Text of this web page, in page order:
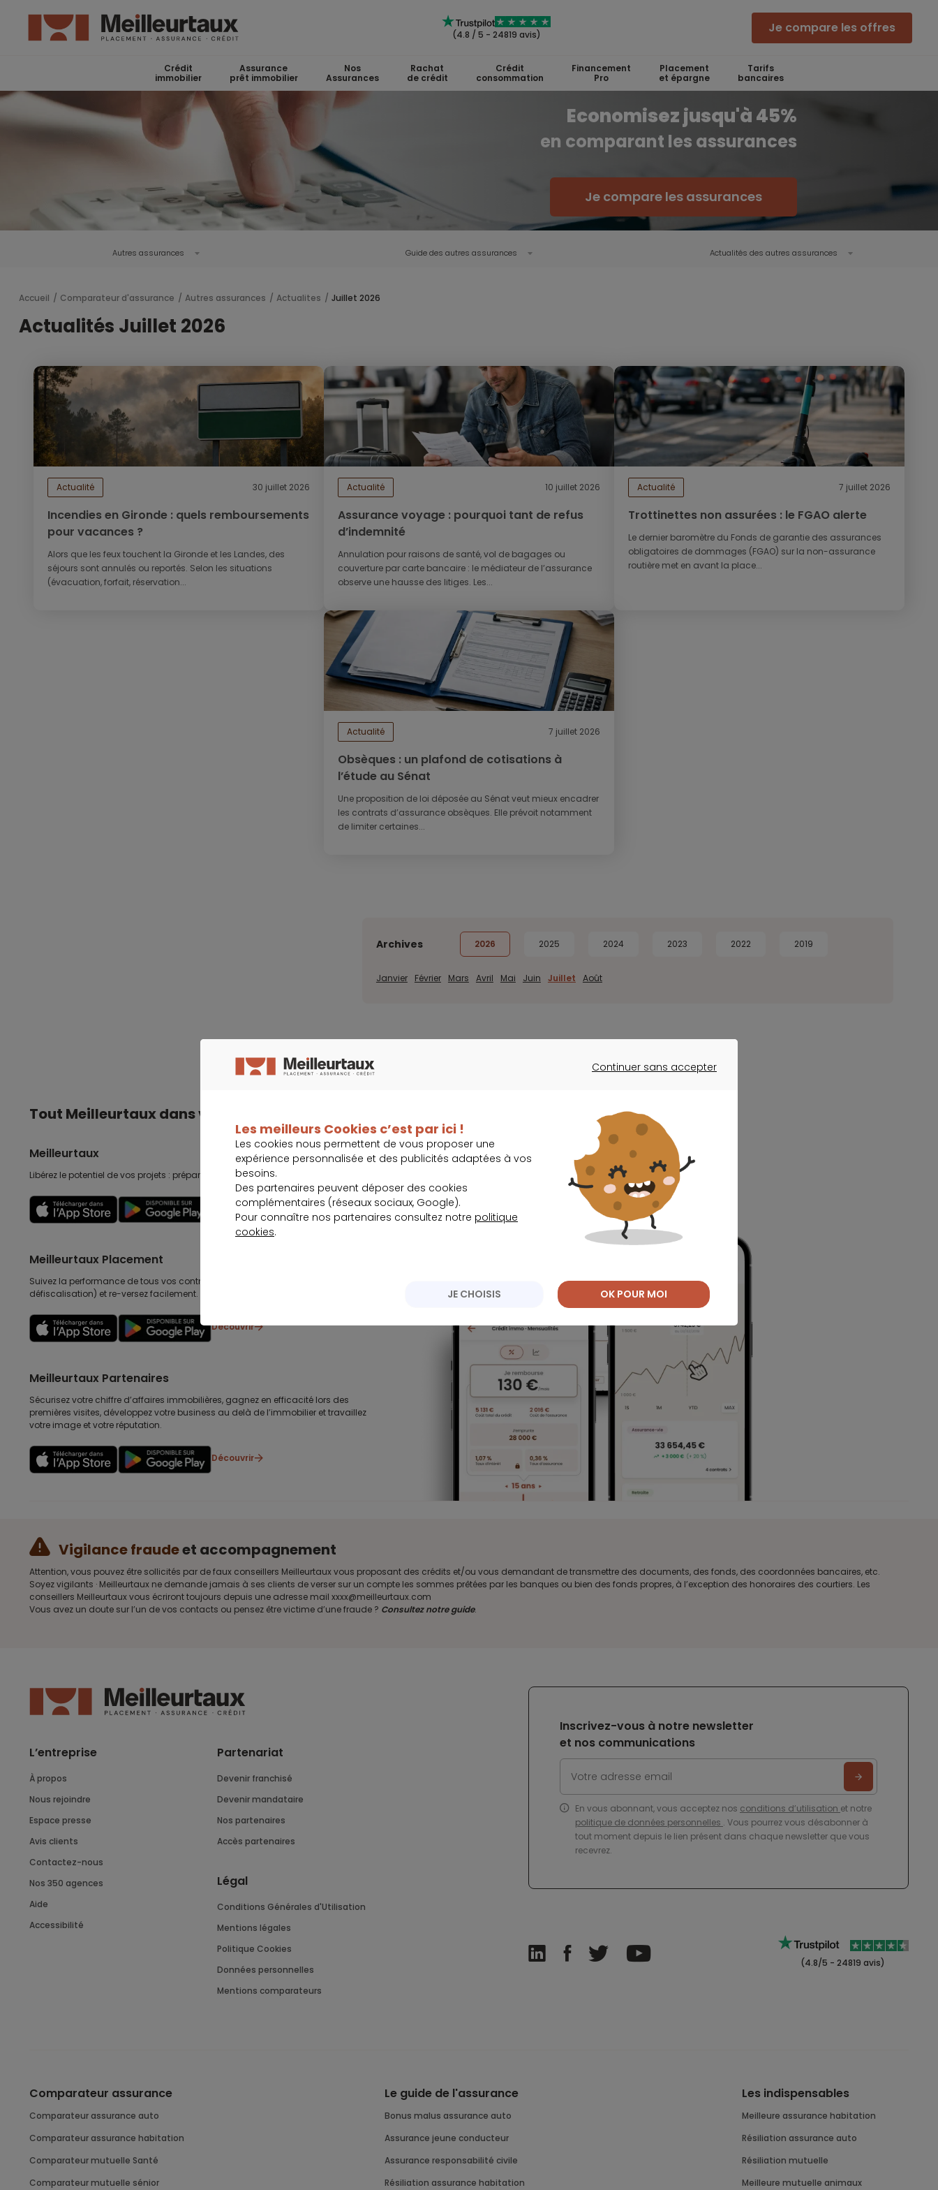
(4.8 / 5 - 24819 avis) Je compare les offres
Crédit
immobilier
Assurance
prêt immobilier
Nos
Assurances
Rachat
de crédit
Crédit
consommation
Financement
Pro
Placement
et épargne
Tarifs
bancaires
Economisez jusqu'à 45%
en comparant les assurances
Je compare les assurances
Autres assurances Guide des autres assurances Actualités des autres assurances
Accueil Comparateur d'assurance Autres assurances Actualites Juillet 2026
Actualités Juillet 2026
Actualité 30 juillet 2026
Incendies en Gironde : quels remboursements
pour vacances ?
Alors que les feux touchent la Gironde et les Landes, des
séjours sont annulés ou reportés. Selon les situations
(évacuation, forfait, réservation...
Actualité 10 juillet 2026
Assurance voyage : pourquoi tant de refus
d’indemnité
Annulation pour raisons de santé, vol de bagages ou
couverture par carte bancaire : le médiateur de l’assurance
observe une hausse des litiges. Les...
Actualité 7 juillet 2026
Trottinettes non assurées : le FGAO alerte
Le dernier baromètre du Fonds de garantie des assurances
obligatoires de dommages (FGAO) sur la non-assurance
routière met en avant la place...
Actualité 7 juillet 2026
Obsèques : un plafond de cotisations à
l’étude au Sénat
Une proposition de loi déposée au Sénat veut mieux encadrer
les contrats d’assurance obsèques. Elle prévoit notamment
de limiter certaines...
Archives 2026 2025 2024 2023 2022 2019
Janvier Février Mars Avril Mai Juin Juillet Août
Tout Meilleurtaux dans votre poche
Meilleurtaux
Libérez le potentiel de vos projets : préparez-les, suivez-les, accomplissez-les.
Découvrir
Meilleurtaux Placement
Suivez la performance de tous vos contrats (assurance vie, retraite, immobilier,
défiscalisation) et re-versez facilement. Garantie 0 paperasse.
Découvrir
Meilleurtaux Partenaires
Sécurisez votre chiffre d’affaires immobilières, gagnez en efficacité lors des
premières visites, développez votre business au delà de l’immobilier et travaillez
votre image et votre réputation.
Découvrir
Vigilance fraudeet accompagnement
Attention, vous pouvez être sollicités par de faux conseillers Meilleurtaux vous proposant des crédits et/ou vous demandant de transmettre des documents, des fonds, des coordonnées bancaires, etc.
Soyez vigilants · Meilleurtaux ne demande jamais à ses clients de verser sur un compte les sommes prêtées par les banques ou bien des fonds propres, à l’exception des honoraires des courtiers. Les
conseillers Meilleurtaux vous écriront toujours depuis une adresse mail xxxx@meilleurtaux.com
Vous avez un doute sur l’un de vos contacts ou pensez être victime d’une fraude ? Consultez notre guide.
L’entreprise
À propos
Nous rejoindre
Espace presse
Avis clients
Contactez-nous
Nos 350 agences
Aide
Accessibilité
Partenariat
Devenir franchisé
Devenir mandataire
Nos partenaires
Accès partenaires
Légal
Conditions Générales d'Utilisation
Mentions légales
Politique Cookies
Données personnelles
Mentions comparateurs
Inscrivez-vous à notre newsletter
et nos communications
En vous abonnant, vous acceptez nos conditions d’utilisation et notre
politique de données personnelles . Vous pourrez vous désabonner à
tout moment depuis le lien présent dans chaque newsletter que vous
recevrez.
(4.8/5 - 24819 avis)
Comparateur assurance
comparateur assurance auto
comparateur assurance habitation
comparateur mutuelle Santé
comparateur mutuelle sénior
Le guide de l'assurance
bonus malus assurance auto
assurance jeune conducteur
assurance responsabilité civile
résiliation assurance habitation
Les indispensables
meilleure assurance habitation
résiliation assurance auto
résiliation mutuelle
meilleure mutuelle animaux
Continuer sans accepter
Les meilleurs Cookies c’est par ici !
Les cookies nous permettent de vous proposer une
expérience personnalisée et des publicités adaptées à vos
besoins.
Des partenaires peuvent déposer des cookies
complémentaires (réseaux sociaux, Google).
Pour connaître nos partenaires consultez notre politique
cookies.
JE CHOISIS OK POUR MOI